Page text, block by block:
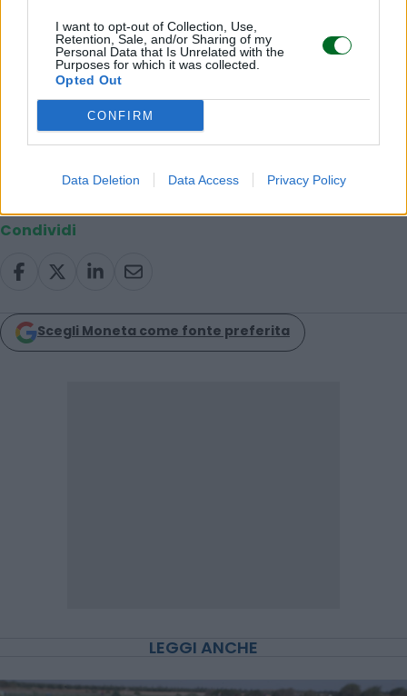
I want to opt-out of Collection, Use,
Retention, Sale, and/or Sharing of my
Personal Data that Is Unrelated with the
Purposes for which it was collected.
Opted Out
CONFIRM
Data Deletion Data Access Privacy Policy
In sintesi, il mercato del lavoro dell’eurozona si
sta trasformando in modo profondo. Il Sud sta
finalmente beneficiando di una ripresa vera,
mentre il Nord rallenta.
© RIPRODUZIONE RISERVATA
Condividi
Scegli Moneta come fonte preferita
LEGGI ANCHE